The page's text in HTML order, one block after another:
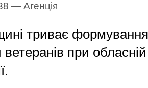
— Агенцiя
триває
при